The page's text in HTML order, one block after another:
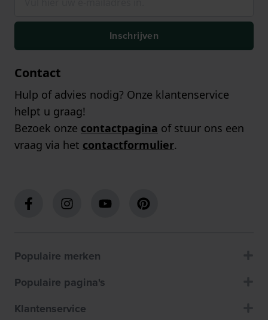
Inschrijven
Contact
Hulp of advies nodig? Onze klantenservice
helpt u graag!
Bezoek onze contactpagina of stuur ons een
vraag via het contactformulier.
Populaire merken
Populaire pagina's
Klantenservice